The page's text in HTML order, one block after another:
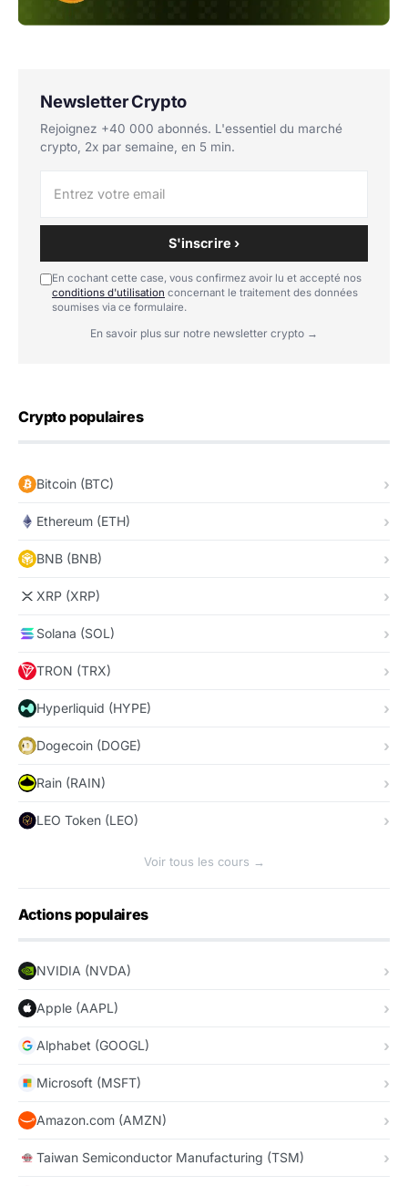
Newsletter Crypto
Rejoignez +40 000 abonnés. L'essentiel du marché
crypto, 2x par semaine, en 5 min.
S'inscrire ›
En cochant cette case, vous confirmez avoir lu et accepté nos
conditions d'utilisation concernant le traitement des données
soumises via ce formulaire.
En savoir plus sur notre newsletter crypto →
Crypto populaires
Bitcoin (BTC)
Ethereum (ETH)
BNB (BNB)
XRP (XRP)
Solana (SOL)
TRON (TRX)
Hyperliquid (HYPE)
Dogecoin (DOGE)
Rain (RAIN)
LEO Token (LEO)
Voir tous les cours →
Actions populaires
NVIDIA (NVDA)
Apple (AAPL)
Alphabet (GOOGL)
Microsoft (MSFT)
Amazon.com (AMZN)
Taiwan Semiconductor Manufacturing (TSM)